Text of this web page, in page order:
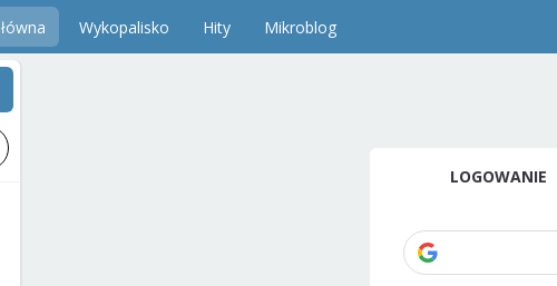
Wykopalisko Hity Mikroblog
LOGOWANIE